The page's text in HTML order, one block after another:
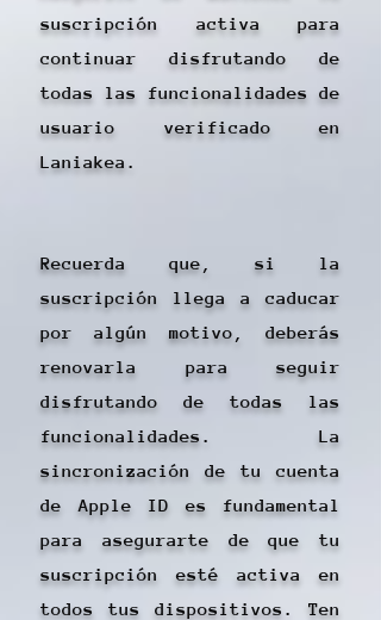
suscripción activa para
continuar disfrutando de
todas las funcionalidades de
usuario verificado en
Laniakea.
Recuerda que, si la
suscripción llega a caducar
por algún motivo, deberás
renovarla para seguir
disfrutando de todas las
funcionalidades. La
sincronización de tu cuenta
de Apple ID es fundamental
para asegurarte de que tu
suscripción esté activa en
todos tus dispositivos. Ten